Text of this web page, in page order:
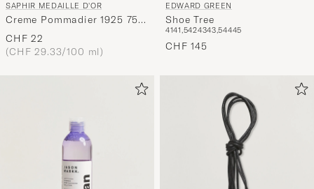
SAPHIR MEDAILLE D'OR
Creme Pommadier 1925 75
ml Burgundy
CHF 22
(CHF 29.33/100 ml)
EDWARD GREEN
Shoe Tree
4141,5424343,54445
CHF 145